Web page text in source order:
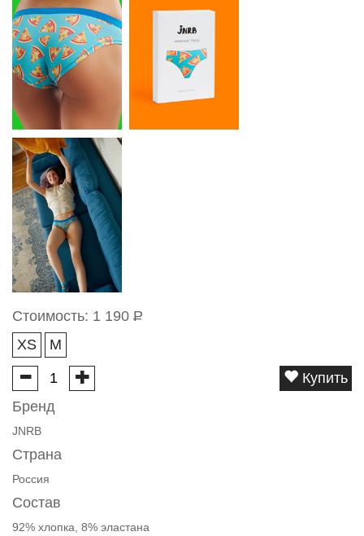
Стоимость: 1 190 Р
XS
M
Купить
Бренд
JNRB
Страна
Россия
Состав
92% хлопка, 8% эластана